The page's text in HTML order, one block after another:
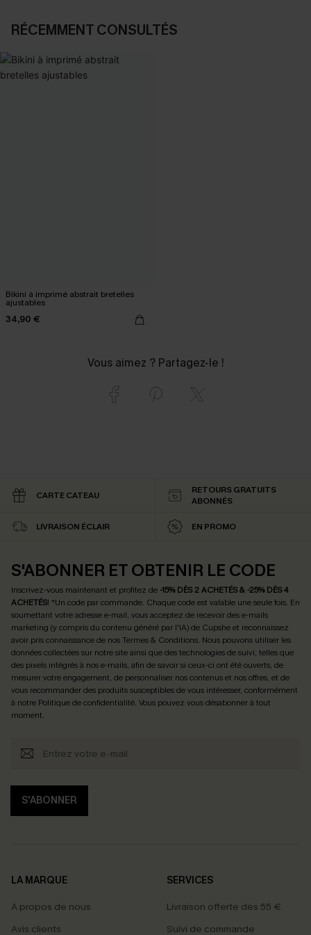
RÉCEMMENT CONSULTÉS
Bikini à imprimé abstrait bretelles
ajustables
34,90 €
Vous aimez ? Partagez-le !
CARTE CATEAU
RETOURS GRATUITS
ABONNÉS
LIVRAISON ÉCLAIR EN PROMO
S'ABONNER ET OBTENIR LE CODE
Inscrivez-vous maintenant et profitez de -15% DÈS 2 ACHETÉS & -25% DÈS 4
ACHETÉS! *Un code par commande. Chaque code est valable une seule fois. En
soumettant votre adresse e-mail, vous acceptez de recevoir des e-mails
marketing (y compris du contenu généré par l'IA) de Cupshe et reconnaissez
avoir pris connaissance de nosTermes & Conditions. Nous pouvons utiliser les
données collectées sur notre site ainsi que des technologies de suivi, telles que
des pixels intégrés à nos e-mails, afin de savoir si ceux-ci ont été ouverts, de
mesurer votre engagement, de personnaliser nos contenus et nos offres, et de
vous recommander des produits susceptibles de vous intéresser, conformément
à notre Politique de confidentialité. Vous pouvez vous désabonner à tout
moment.
S'ABONNER
LA MARQUE
À propos de nous
Avis clients
SERVICES
Livraison offerte dès 55 €
Suivi de commande